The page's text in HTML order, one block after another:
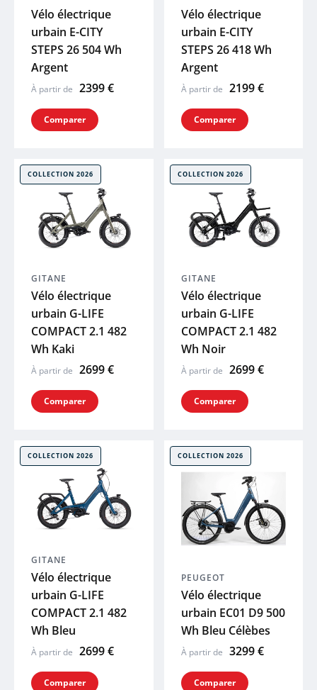
Vélo électrique
urbain E-CITY
STEPS 26 504 Wh
Argent
À partir de 2399 €
Comparer
Vélo électrique
urbain E-CITY
STEPS 26 418 Wh
Argent
À partir de 2199 €
Comparer
COLLECTION 2026
GITANE
Vélo électrique
urbain G-LIFE
COMPACT 2.1 482
Wh Kaki
À partir de 2699 €
Comparer
COLLECTION 2026
GITANE
Vélo électrique
urbain G-LIFE
COMPACT 2.1 482
Wh Noir
À partir de 2699 €
Comparer
COLLECTION 2026
GITANE
Vélo électrique
urbain G-LIFE
COMPACT 2.1 482
Wh Bleu
À partir de 2699 €
Comparer
COLLECTION 2026
PEUGEOT
Vélo électrique
urbain EC01 D9 500
Wh Bleu Célèbes
À partir de 3299 €
Comparer